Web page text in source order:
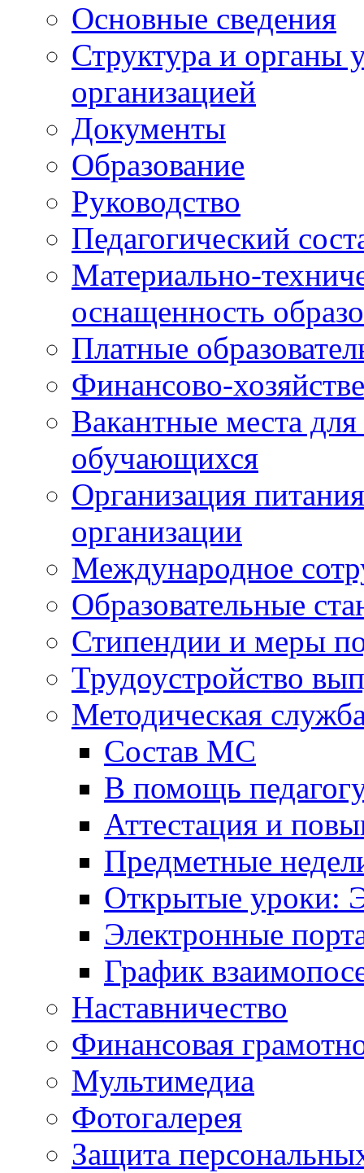
Основные сведения
Структура и органы
организацией
Документы
Образование
Руководство
Педагогический
Материально-
оснащенность
Платные
Финансово-
Вакантные места
обучающихся
Организация
организации
Международное
Образовательные
Стипендии и меры
Трудоустройство
Методическая
Состав МС
В помощь
Аттестация и
Предметные
Открытые уроки:
Электронные
График
Наставничество
Финансовая
Мультимедиа
Фотогалерея
Защита